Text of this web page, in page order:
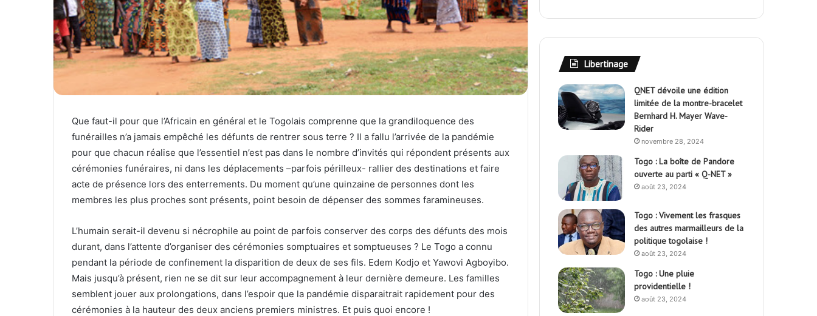
Que faut-il pour que l’Africain en général et le Togolais comprenne que la grandiloquence des
funérailles n’a jamais empêché les défunts de rentrer sous terre ? Il a fallu l’arrivée de la pandémie
pour que chacun réalise que l’essentiel n’est pas dans le nombre d’invités qui répondent présents aux
cérémonies funéraires, ni dans les déplacements –parfois périlleux- rallier des destinations et faire
acte de présence lors des enterrements. Du moment qu’une quinzaine de personnes dont les
membres les plus proches sont présents, point besoin de dépenser des sommes faramineuses.
L’humain serait-il devenu si nécrophile au point de parfois conserver des corps des défunts des mois
durant, dans l’attente d’organiser des cérémonies somptuaires et somptueuses ? Le Togo a connu
pendant la période de confinement la disparition de deux de ses fils. Edem Kodjo et Yawovi Agboyibo.
Mais jusqu’à présent, rien ne se dit sur leur accompagnement à leur dernière demeure. Les familles
semblent jouer aux prolongations, dans l’espoir que la pandémie disparaitrait rapidement pour des
cérémonies à la hauteur des deux anciens premiers ministres. Et puis quoi encore !
Libertinage
QNET dévoile une édition
limitée de la montre-bracelet
Bernhard H. Mayer Wave-
Rider
novembre 28, 2024
Togo : La boîte de Pandore
ouverte au parti « Q-NET »
août 23, 2024
Togo : Vivement les frasques
des autres marmailleurs de la
politique togolaise !
août 23, 2024
Togo : Une pluie
providentielle !
août 23, 2024